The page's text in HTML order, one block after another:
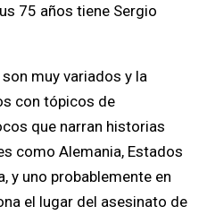
75 años tiene Sergio
con tópicos de
que narran historias
como Alemania, Estados
y uno probablemente en
el lugar del asesinato de